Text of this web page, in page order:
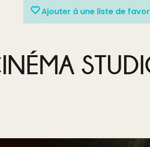
Ajouter à une liste de